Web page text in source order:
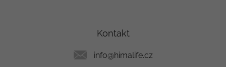
Kontakt
info@himalife.cz